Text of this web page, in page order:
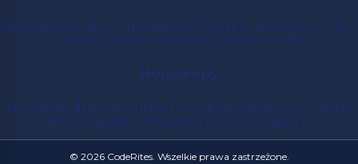
Metody kontaktu z doradcami Wróżka na telefon Czat z
wróżką Wróżka przez SMS oraz e-mail
Horoskopy
Horoskop dzienny online Horoskop miesięczny Miesiąc
astrologicznie Prognoza numerologiczna
© 2026 CodeRites. Wszelkie prawa zastrzeżone.